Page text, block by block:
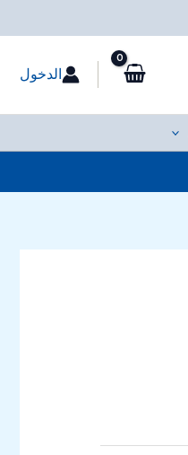
الدخول